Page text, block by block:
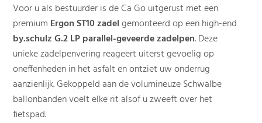
Voor u als bestuurder is de Ca Go uitgerust met een
premium Ergon ST10 zadelgemonteerd op een high-end
by.schulz G.2 LP parallel-geveerde zadelpen. Deze
unieke zadelpenvering reageert uiterst gevoelig op
oneffenheden in het asfalt en ontziet uw onderrug
aanzienlijk. Gekoppeld aan de volumineuze Schwalbe
ballonbanden voelt elke rit alsof u zweeft over het
fietspad.